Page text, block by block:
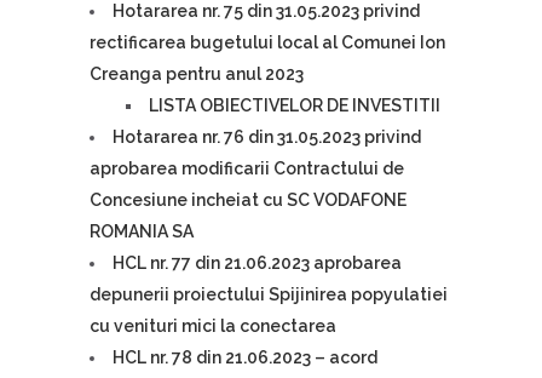
Hotararea nr. 75 din 31.05.2023 privind
rectificarea bugetului local al Comunei Ion
Creanga pentru anul 2023
LISTA OBIECTIVELOR DE INVESTITII
Hotararea nr. 76 din 31.05.2023 privind
aprobarea modificarii Contractului de
Concesiune incheiat cu SC VODAFONE
ROMANIA SA
HCL nr. 77 din 21.06.2023 aprobarea
depunerii proiectului Spijinirea popyulatiei
cu venituri mici la conectarea
HCL nr. 78 din 21.06.2023 – acord